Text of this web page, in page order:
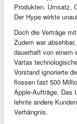
Produkten. Umsatz,
Der Hype wirkte
Doch die Verträge
Zudem war
dauerhaft von einem
Vartas
Vorstand ignorierte
flossen fast 500
Apple-Aufträge. Das
lehnte andere
Verhängnis.